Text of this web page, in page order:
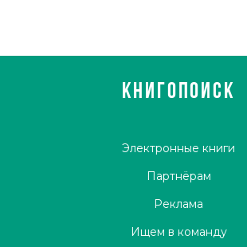
КНИГОПОИСК
Электронные книги
Партнёрам
Реклама
Ищем в команду